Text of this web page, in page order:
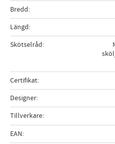
Bredd
Längd
Skötselråd
Certifikat
Designer
Tillverkare
EAN